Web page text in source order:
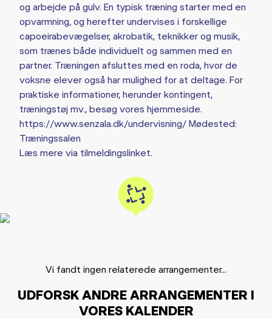
og arbejde på gulv. En typisk træning starter med en
opvarmning, og herefter undervises i forskellige
capoeirabevægelser, akrobatik, teknikker og musik,
som trænes både individuelt og sammen med en
partner. Træningen afsluttes med en roda, hvor de
voksne elever også har mulighed for at deltage. For
praktiske informationer, herunder kontingent,
træningstøj mv., besøg vores hjemmeside.
https://www.senzala.dk/undervisning/ Mødested:
Træningssalen
Læs mere via tilmeldingslinket.
Vi fandt ingen relaterede arrangementer...
UDFORSK ANDRE ARRANGEMENTER I
VORES KALENDER